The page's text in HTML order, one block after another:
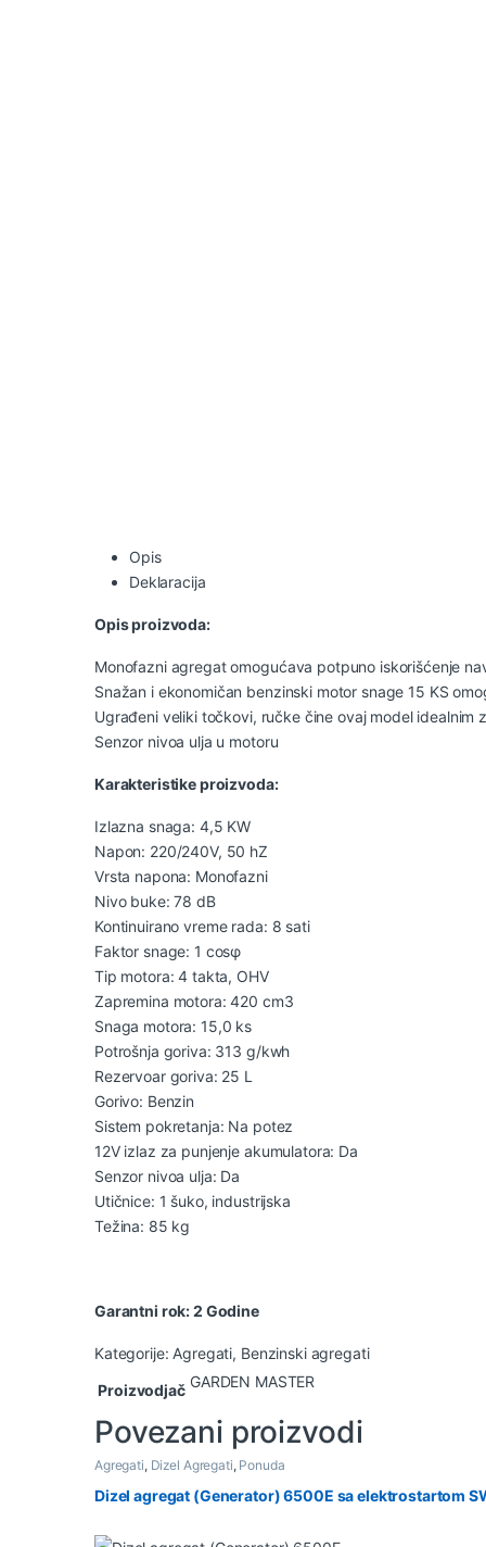
Opis
Deklaracija
Opis proizvoda:
Monofazni agregat omogućava potpuno iskorišćenje
Snažan i ekonomičan benzinski motor snage 15 KS
Ugrađeni veliki točkovi, ručke čine ovaj model idealnim
Senzor nivoa ulja u motoru
Karakteristike proizvoda:
Izlazna snaga: 4,5 KW
Napon: 220/240V, 50 hZ
Vrsta napona: Monofazni
Nivo buke: 78 dB
Kontinuirano vreme rada: 8 sati
Faktor snage: 1 cosφ
Tip motora: 4 takta, OHV
Zapremina motora: 420 cm3
Snaga motora: 15,0 ks
Potrošnja goriva: 313 g/kwh
Rezervoar goriva: 25 L
Gorivo: Benzin
Sistem pokretanja: Na potez
12V izlaz za punjenje akumulatora: Da
Senzor nivoa ulja: Da
Utičnice: 1 šuko, industrijska
Težina: 85 kg
Garantni rok: 2 Godine
Kategorije: Agregati, Benzinski agregati
Proizvodjač GARDEN MASTER
Povezani proizvodi
Agregati, Dizel Agregati, Ponuda
Dizel agregat (Generator) 6500E sa elektrostartom